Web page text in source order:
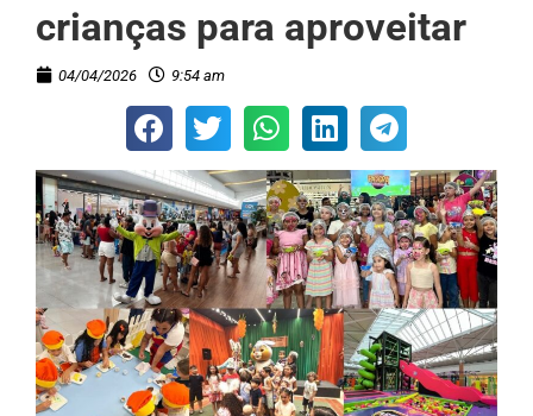
crianças para aproveitar
04/04/2026 9:54 am